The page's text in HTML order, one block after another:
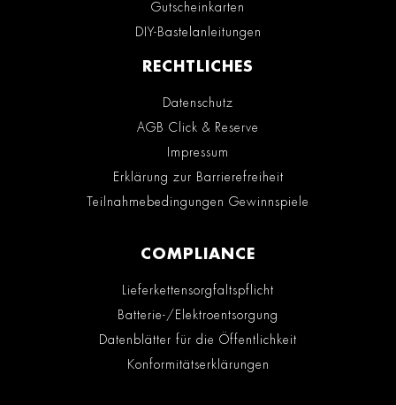
Gutscheinkarten
DIY-Bastelanleitungen
RECHTLICHES
Datenschutz
AGB Click & Reserve
Impressum
Erklärung zur Barrierefreiheit
Teilnahmebedingungen Gewinnspiele
COMPLIANCE
Lieferkettensorgfaltspflicht
Batterie-/Elektroentsorgung
Datenblätter für die Öffentlichkeit
Konformitätserklärungen